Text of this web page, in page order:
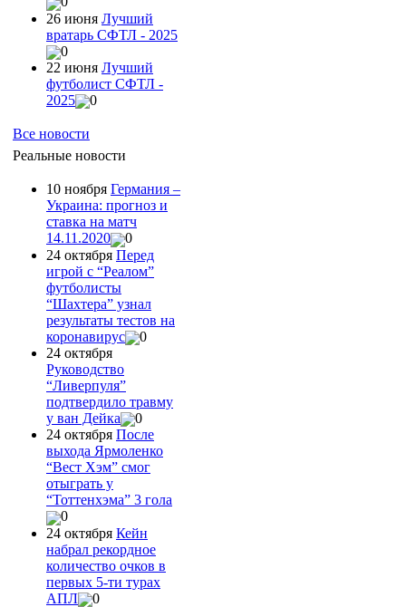
26 июня Лучший
вратарь СФТЛ - 2025
0
22 июня Лучший
футболист СФТЛ -
2025
0
Все новости
Реальные новости
10 ноября Германия –
Украина: прогноз и
ставка на матч
14.11.2020
0
24 октября Перед
игрой с “Реалом”
футболисты
“Шахтера” узнал
результаты тестов на
коронавирус
0
24 октября
Руководство
“Ливерпуля”
подтвердило травму
у ван Дейка
0
24 октября После
выхода Ярмоленко
“Вест Хэм” смог
отыграть у
“Тоттенхэма” 3 гола
0
24 октября Кейн
набрал рекордное
количество очков в
первых 5-ти турах
АПЛ
0